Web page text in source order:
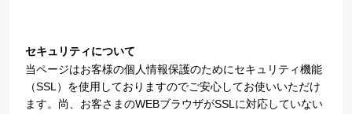
セキュリティについて
当ページはお客様の個人情報保護のためにセキュリティ機能
（SSL）を使用しておりますのでご安心してお使いいただけ
ます。尚、お客さまのWEBブラウザがSSLに対応していない